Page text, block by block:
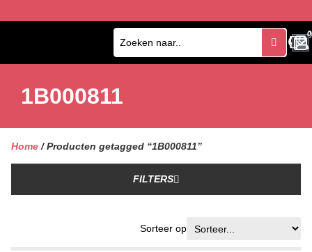
0
0
1B000811
Home / Producten getagged “1B000811”
FILTERS
Sorteer op